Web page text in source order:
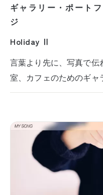
ギャラリー・ポート
ジ
Holiday Ⅱ
言葉より先に、写真で
室、カフェのためのギャ